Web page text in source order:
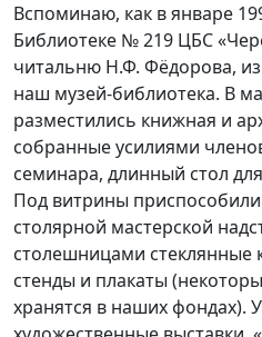
Вспоминаю, как в январе
Библиотеке № 219 ЦБС
читальню Н.Ф. Фёдорова,
наш музей-библиотека. В
разместились книжная и
собранные усилиями
семинара, длинный стол
Под витрины
столярной мастерской
столешницами стеклянные
стенды и плакаты
хранятся в наших фондах).